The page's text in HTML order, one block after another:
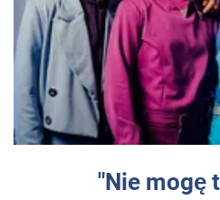
"Nie mogę